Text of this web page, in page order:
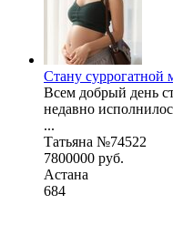
Стану суррогатной
Всем добрый день
недавно
...
Татьяна №74522
7800000 руб.
Астана
684